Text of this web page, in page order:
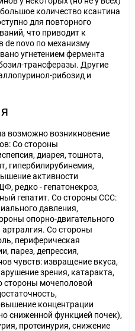
количество ксантина
для повторного
что приводит к
de novo по механизму
угнетением фермента
трансферазы. Другие
рибозид и
возможно возникновение
Со стороны
диарея, тошнота,
гипербилирубинемия,
активности
редко - гепатонекроз,
гепатит. Со стороны ССС:
давления,
опорно-двигательного
Со стороны
периферическая
парез, депрессия,
чувств: извращение вкуса,
зрения, катаракта,
стороны мочеполовой
концентрации
сниженной функцией почек),
протеинурия, снижение